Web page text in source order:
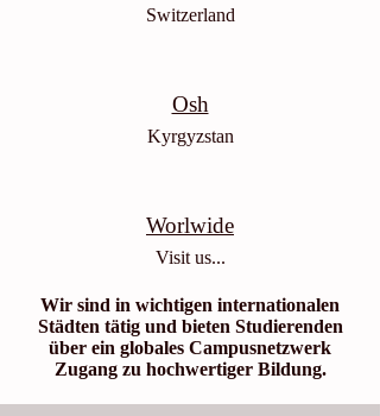
Switzerland
Osh
Kyrgyzstan
Worlwide
Visit us...
Wir sind in wichtigen internationalen
Städten tätig und bieten Studierenden
über ein globales Campusnetzwerk
Zugang zu hochwertiger Bildung.